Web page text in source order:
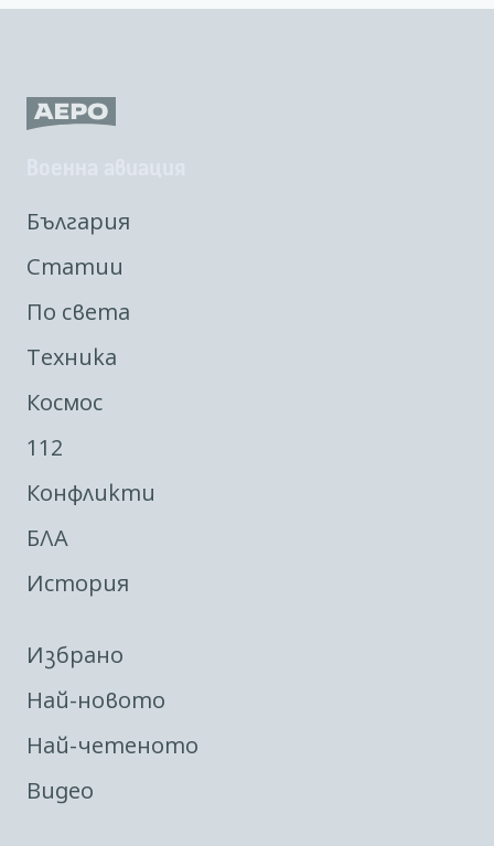
България
Статии
По света
Техника
Космос
112
Конфликти
БЛА
История
Избрано
Най-новото
Най-четеното
Видео